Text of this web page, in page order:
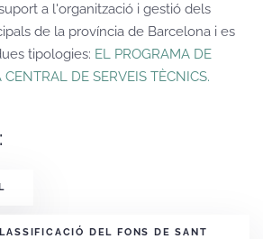
a l'organització i gestió dels
de la província de Barcelona i es
tipologies: EL PROGRAMA DE
DE SERVEIS TÈCNICS.
DEL FONS DE SANT